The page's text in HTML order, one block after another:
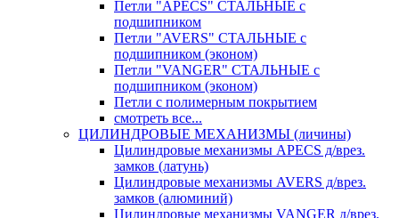
Петли "APECS" СТАЛЬНЫЕ с
подшипником
Петли "AVERS" СТАЛЬНЫЕ с
подшипником (эконом)
Петли "VANGER" СТАЛЬНЫЕ с
подшипником (эконом)
Петли с полимерным покрытием
смотреть все...
ЦИЛИНДРОВЫЕ МЕХАНИЗМЫ (личины)
Цилиндровые механизмы APECS д/врез.
замков (латунь)
Цилиндровые механизмы AVERS д/врез.
замков (алюминий)
Цилиндровые механизмы VANGER д/врез.